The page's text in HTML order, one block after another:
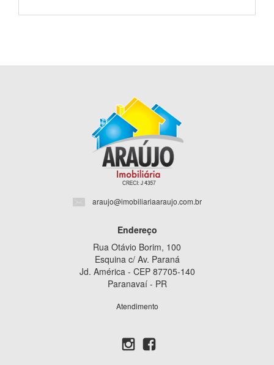
araujo@imobiliariaaraujo.com.br
Endereço
Rua Otávio Borim, 100
Esquina c/ Av. Paraná
Jd. América - CEP 87705-140
Paranavaí - PR
Atendimento